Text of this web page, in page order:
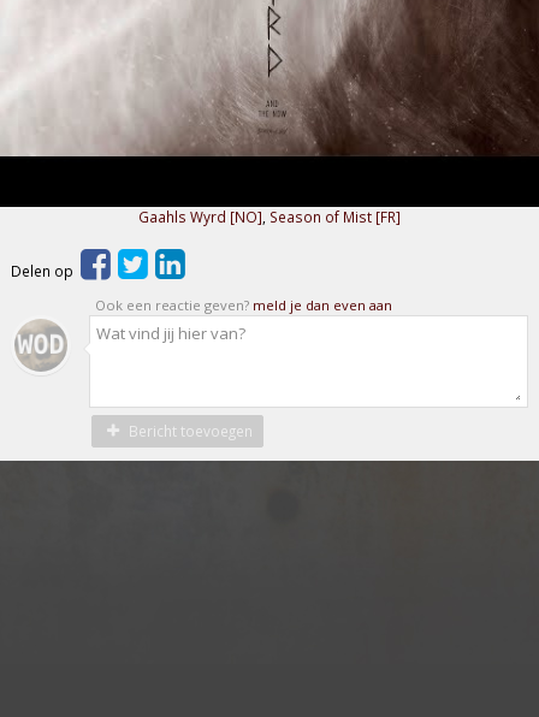
Gaahls Wyrd [NO] Season of Mist [FR]
Delen op
Ook een reactie geven? meld je dan even aan
Bericht toevoegen